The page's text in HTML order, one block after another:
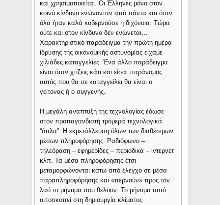
και χρησιμοποιείται. Οι Έλληνες μόνο στον
κοινό κίνδυνο ενώνονταν από πάντα και όταν
όλα ήταν καλά κυβερνούσε η διχόνοια. Τώρα
ούτε και στον κίνδυνο δεν ενώνεται…
Χαρακτηριστικό παράδειγμα την πρώτη ημέρα
ίδρυσης της οικονομικής αστυνομίας είχαμε
χιλιάδες καταγγελίες. Ένα άλλο παράδειγμα
είναι όταν χτίζεις κάτι και είσαι παράνομος
αυτός που θα σε καταγγείλει θα είναι ο
γείτονας ή ο συγγενής.
Η μεγάλη ανάπτυξη της τεχνολογίας έδωσε
στον προπαγανδιστή τρόμερά τεχνολογικά
“όπλα”. Η εκμετάλλευση όλων των διαθέσιμων
μέσων πληροφόρησης. Ραδιόφωνο –
τηλεόραση – εφημερίδες – περιοδικά – ιντερνετ
κλπ. Τα μέσα πληροφόρησης έτσι
μεταμορφώνονται κάτω από έλεγχο σε μέσα
παραπληροφόρησης και «περνούν» προς τον
λαό το μήνυμα που θέλουν. Το μήνυμα αυτό
αποσκοπεί στη δημιουργία κλίματος